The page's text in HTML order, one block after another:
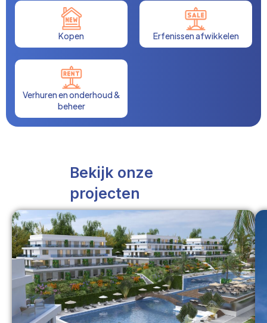
Kopen Erfenissen afwikkelen
Verhuren en onderhoud &
beheer
Bekijk onze
projecten